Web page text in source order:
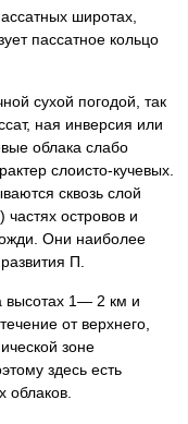
широтах,
пассатное кольцо
сухой погодой, так
ная инверсия или
облака слабо
слоисто-кучевых.
сквозь слой
островов и
Они наиболее
П.
высотах 1— 2 км и
от верхнего,
зоне
здесь есть
облаков.